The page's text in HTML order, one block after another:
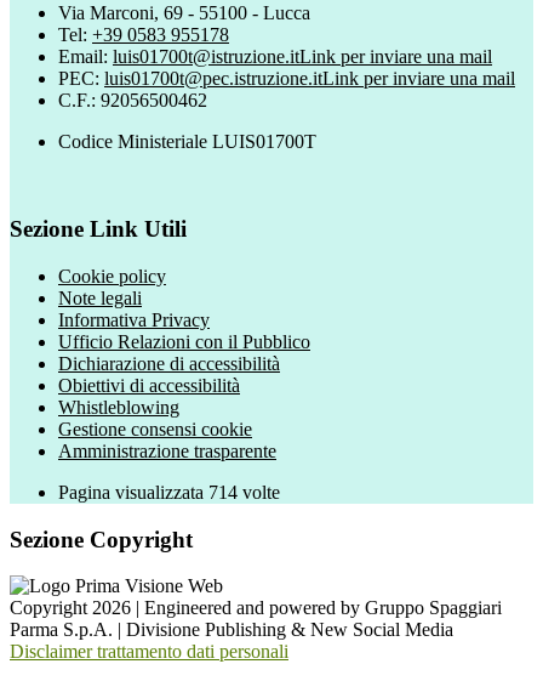
Via Marconi, 69 - 55100 - Lucca
Tel: +39 0583 955178
Email: luis01700t@istruzione.itLink per inviare una mail
PEC: luis01700t@pec.istruzione.itLink per inviare una mail
C.F.: 92056500462
Codice Ministeriale LUIS01700T
Sezione Link Utili
Cookie policy
Note legali
Informativa Privacy
Ufficio Relazioni con il Pubblico
Dichiarazione di accessibilità
Obiettivi di accessibilità
Whistleblowing
Gestione consensi cookie
Amministrazione trasparente
Pagina visualizzata 714 volte
Sezione Copyright
Copyright 2026 | Engineered and powered by Gruppo Spaggiari
Parma S.p.A. | Divisione Publishing & New Social Media
Disclaimer trattamento dati personali